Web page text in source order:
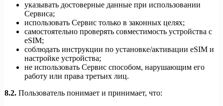
указывать достоверные данные при использовании
Сервиса;
использовать Сервис только в законных целях;
самостоятельно проверять совместимость устройства с
eSIM;
соблюдать инструкции по установке/активации eSIM и
настройке устройства;
не использовать Сервис способом, нарушающим его
работу или права третьих лиц.
8.2. Пользователь понимает и принимает, что: